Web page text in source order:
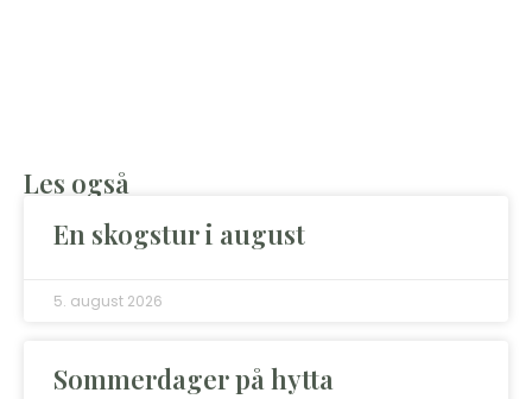
Les også
En skogstur i august
5. august 2026
Sommerdager på hytta